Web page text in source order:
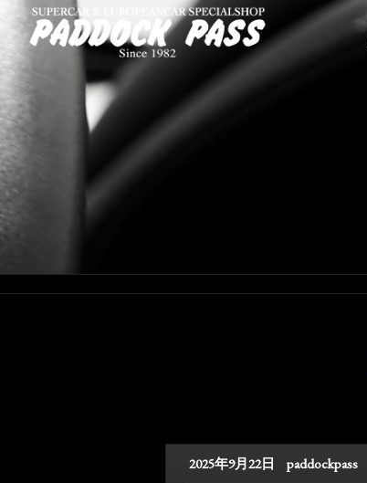
2025年9月22日 paddockpass